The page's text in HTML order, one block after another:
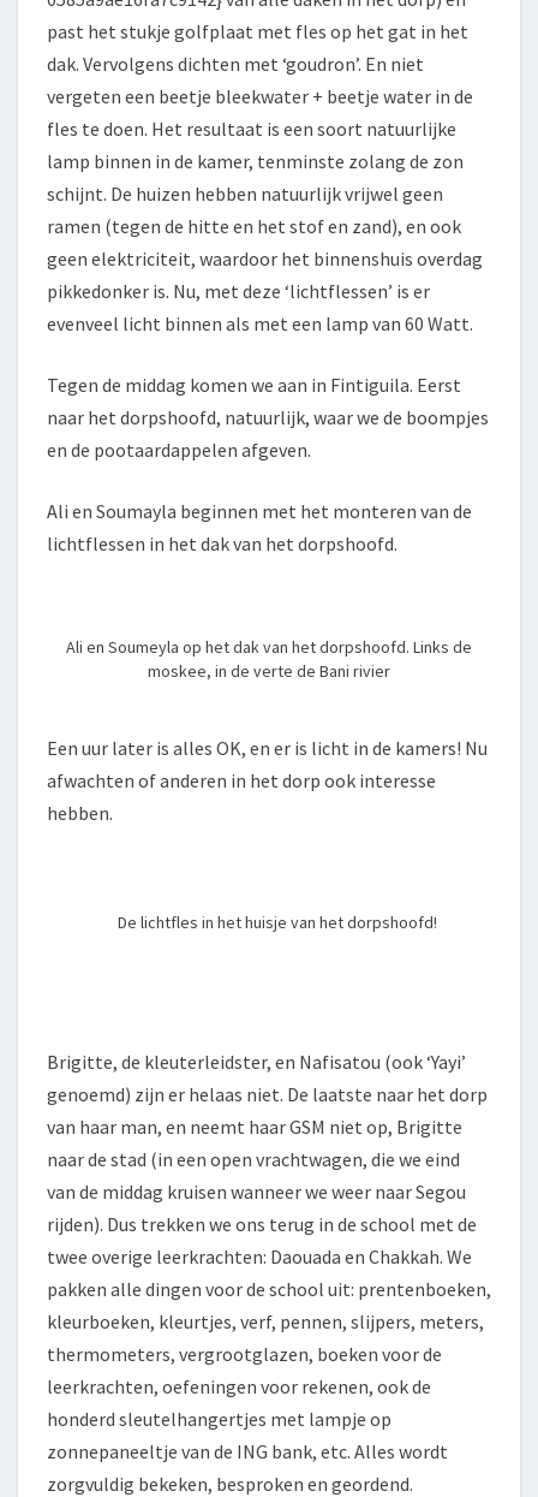
past het stukje golfplaat met fles op het gat in het
dak. Vervolgens dichten met ‘goudron’. En niet
vergeten een beetje bleekwater + beetje water in de
fles te doen. Het resultaat is een soort natuurlijke
lamp binnen in de kamer, tenminste zolang de zon
schijnt. De huizen hebben natuurlijk vrijwel geen
ramen (tegen de hitte en het stof en zand), en ook
geen elektriciteit, waardoor het binnenshuis overdag
pikkedonker is. Nu, met deze ‘lichtflessen’ is er
evenveel licht binnen als met een lamp van 60 Watt.
Tegen de middag komen we aan in Fintiguila. Eerst
naar het dorpshoofd, natuurlijk, waar we de boompjes
en de pootaardappelen afgeven.
Ali en Soumayla beginnen met het monteren van de
lichtflessen in het dak van het dorpshoofd.
Ali en Soumeyla op het dak van het dorpshoofd. Links de
moskee, in de verte de Bani rivier
Een uur later is alles OK, en er is licht in de kamers! Nu
afwachten of anderen in het dorp ook interesse
hebben.
De lichtfles in het huisje van het dorpshoofd!
Brigitte, de kleuterleidster, en Nafisatou (ook ‘Yayi’
genoemd) zijn er helaas niet. De laatste naar het dorp
van haar man, en neemt haar GSM niet op, Brigitte
naar de stad (in een open vrachtwagen, die we eind
van de middag kruisen wanneer we weer naar Segou
rijden). Dus trekken we ons terug in de school met de
twee overige leerkrachten: Daouada en Chakkah. We
pakken alle dingen voor de school uit: prentenboeken,
kleurboeken, kleurtjes, verf, pennen, slijpers, meters,
thermometers, vergrootglazen, boeken voor de
leerkrachten, oefeningen voor rekenen, ook de
honderd sleutelhangertjes met lampje op
zonnepaneeltje van de ING bank, etc. Alles wordt
zorgvuldig bekeken, besproken en geordend.